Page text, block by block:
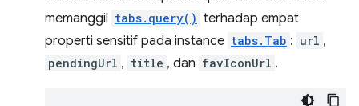
memanggil tabs.query() terhadap empat
properti sensitif pada instance tabs.Tab : url ,
pendingUrl , title , dan favIconUrl .